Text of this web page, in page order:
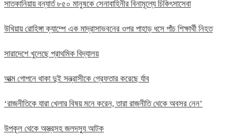
সাতকানিয়ায় বন্যার্ত ৮৫০ মানুষকে সেনাবাহিনীর বিনামূল্যে চিকিৎসাসেবা
উখিয়ায় রোহিঙ্গা ক্যাম্পে এক মাদ্রাসাভবনের ওপর পাহাড় ধসে পাঁচ শিক্ষার্থী নিহত
সারাদেশে খুলেছে প্রাথমিক বিদ্যালয়
আত্ম গোপনে থাকা দুই সন্ত্রাসীকে গ্রেফতার করেছে র্যাব
‘রাজনীতিকে যারা খেলার বিষয় মনে করেন, তারা রাজনীতি থেকে অবসর নেন’
উপকূল থেকে অস্ত্রসহ জলদস্যু আটক